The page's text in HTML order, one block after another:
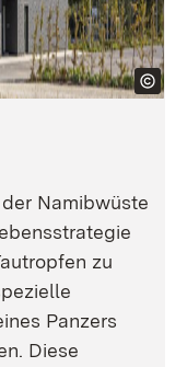
Namibwüste
zu
Panzers
Diese